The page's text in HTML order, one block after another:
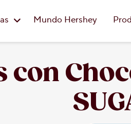
Mundo Hershey